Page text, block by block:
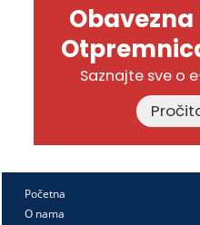
Saznajte sve o
Početna
O nama